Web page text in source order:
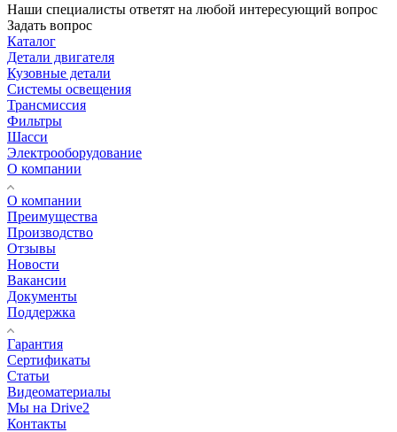
Наши специалисты ответят на любой интересующий вопрос
Задать вопрос
Каталог
Детали двигателя
Кузовные детали
Системы освещения
Трансмиссия
Фильтры
Шасси
Электрооборудование
О компании
О компании
Преимущества
Производство
Отзывы
Новости
Вакансии
Документы
Поддержка
Гарантия
Сертификаты
Статьи
Видеоматериалы
Мы на Drive2
Контакты